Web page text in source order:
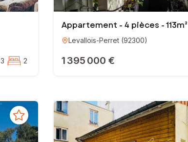
3 2
Appartement - 4 pièces - 113m²
Levallois-Perret (92300)
1 395 000 €